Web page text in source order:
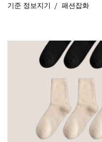
기준 정보지기 패션잡화